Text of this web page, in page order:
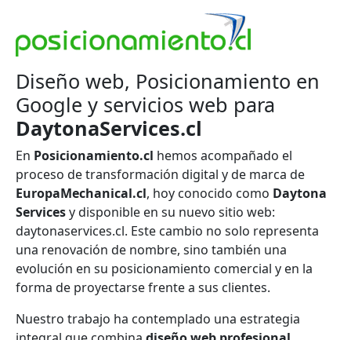
Diseño web, Posicionamiento en
Google y servicios web para
DaytonaServices.cl
En Posicionamiento.cl hemos acompañado el
proceso de transformación digital y de marca de
EuropaMechanical.cl, hoy conocido como Daytona
Servicesy disponible en su nuevo sitio web:
daytonaservices.cl. Este cambio no solo representa
una renovación de nombre, sino también una
evolución en su posicionamiento comercial y en la
forma de proyectarse frente a sus clientes.
Nuestro trabajo ha contemplado una estrategia